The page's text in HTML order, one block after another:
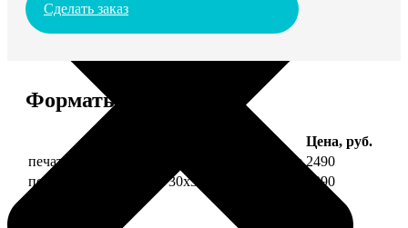
Сделать заказ
Форматы и цены
Цена, руб.
печать фото на холсте 30х30 на подрамнике 2490
печать фото на холсте 30х30 в раме
4990